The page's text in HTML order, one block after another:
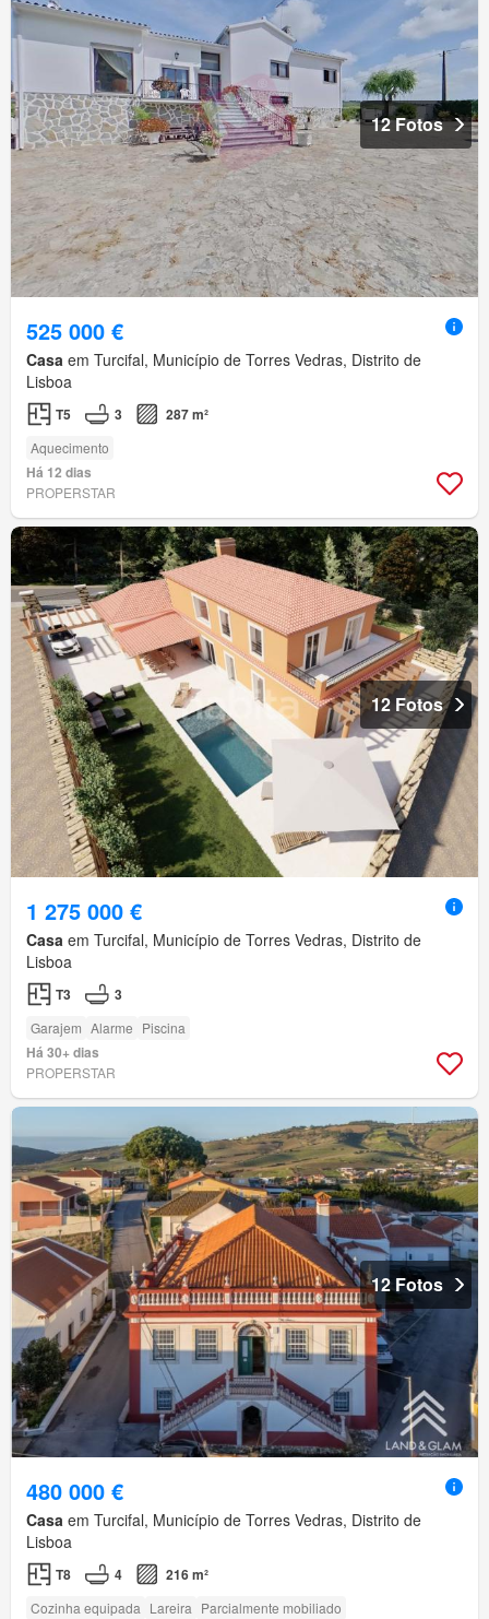
12 Fotos
525 000 €
Casa em Turcifal, Município de Torres Vedras, Distrito de
Lisboa
T5 3 287 m²
Aquecimento
Há 12 dias
PROPERSTAR
12 Fotos
1 275 000 €
Casa em Turcifal, Município de Torres Vedras, Distrito de
Lisboa
T3 3
Garajem Alarme Piscina
Há 30+ dias
PROPERSTAR
12 Fotos
480 000 €
Casa em Turcifal, Município de Torres Vedras, Distrito de
Lisboa
T8 4 216 m²
Cozinha equipada Lareira Parcialmente mobiliado